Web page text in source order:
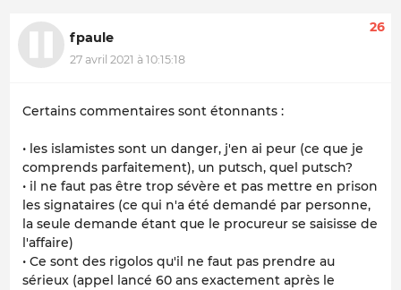
fpaule
27 avril 2021 à 10:15:18
26
Certains commentaires sont étonnants :
• les islamistes sont un danger, j'en ai peur (ce que je
comprends parfaitement), un putsch, quel putsch?
• il ne faut pas être trop sévère et pas mettre en prison
les signataires (ce qui n'a été demandé par personne,
la seule demande étant que le procureur se saisisse de
l'affaire)
• Ce sont des rigolos qu'il ne faut pas prendre au
sérieux (appel lancé 60 ans exactement après le